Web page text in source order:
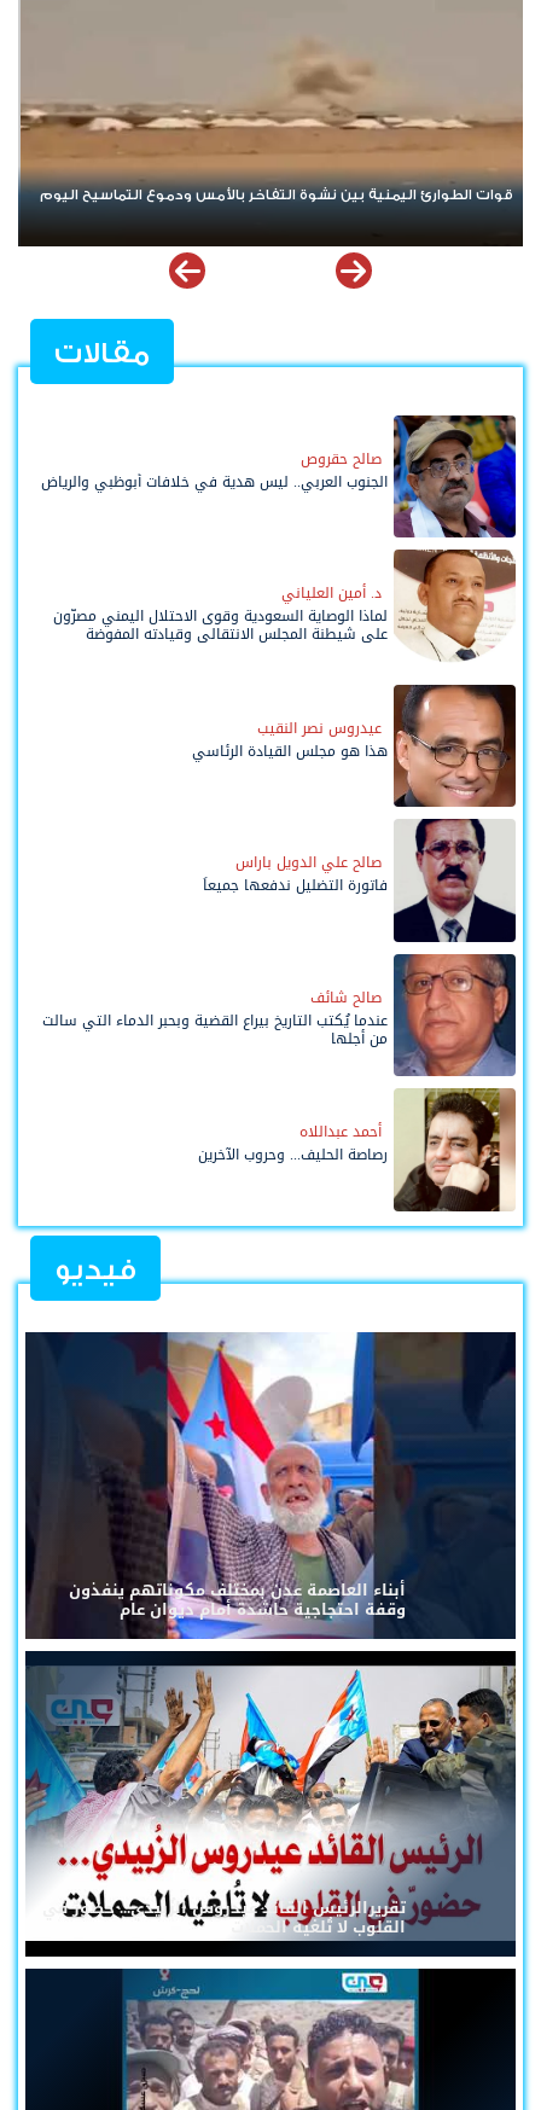
تصعيد جديد يهز مأرب وحضرموت.. الهجوم الحوثي يخلط الأوراق ويعيد
مقالات
صالح حقروص
الجنوب العربي.. ليس هدية في خلافات أبوظبي والرياض
د. أمين العلياني
لماذا الوصاية السعودية وقوى الاحتلال اليمني مصرّون
على شيطنة المجلس الانتقالي وقيادته المفوضة
عيدروس نصر النقيب
هذا هو مجلس القيادة الرئاسي
صالح علي الدويل باراس
فاتورة التضليل ندفعها جميعاً
صالح شائف
عندما يُكتب التاريخ بيراع القضية وبحبر الدماء التي سالت
من أجلها
أحمد عبداللاه
رصاصة الحليف... وحروب الآخرين
فيديو
أبناء العاصمة عدن بمختلف مكوناتهم ينفذون
وقفة احتجاجية حاشدة أمام ديوان عام
تقريرالرئيس القائد عيدروس الزُبيدي... حضورٌ في
القلوب لا تُلغيه الحملات